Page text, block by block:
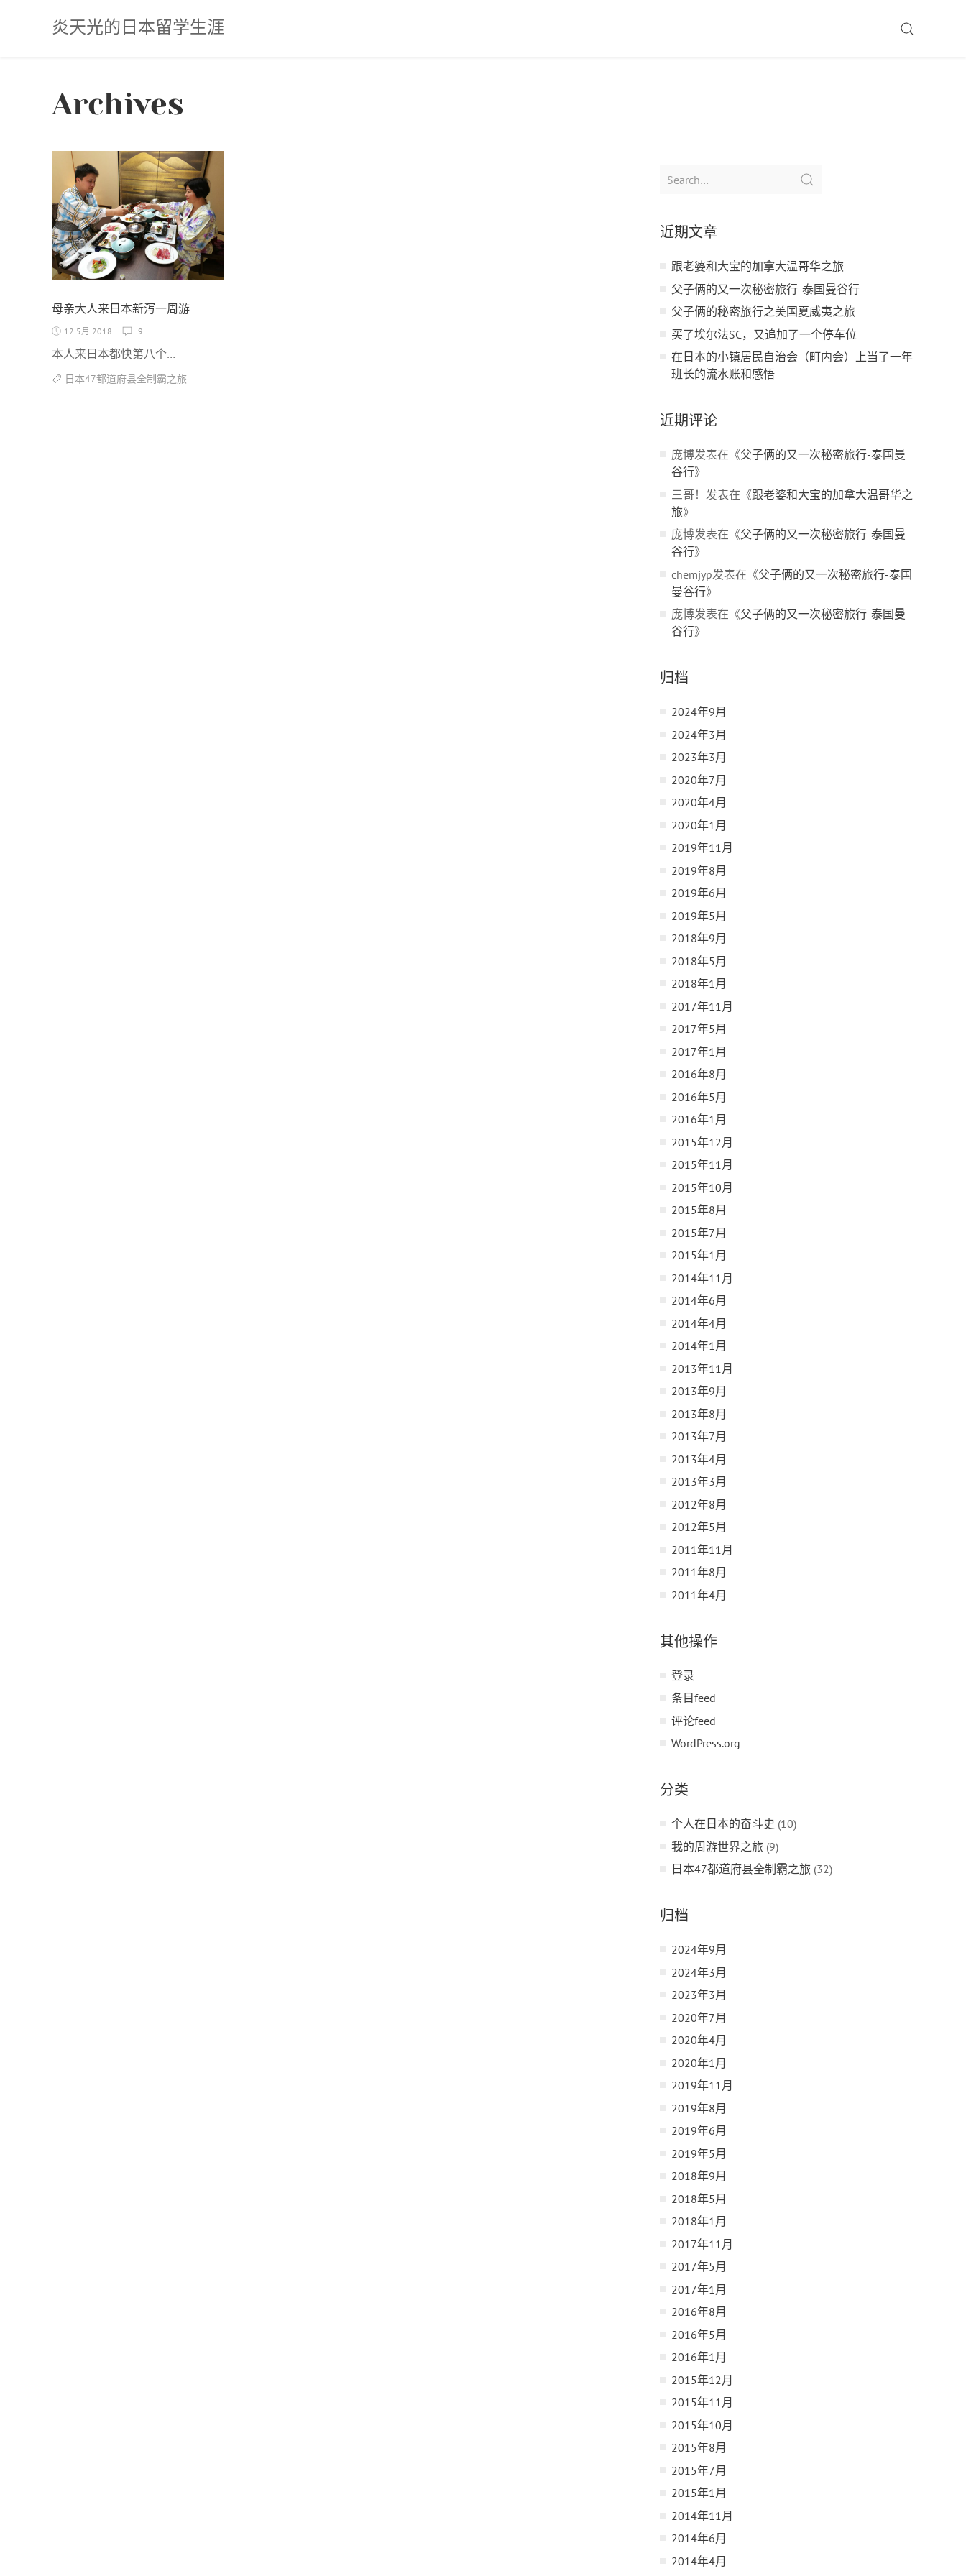
炎天光的日本留学生涯 SEARCH
Archives
母亲大人来日本新泻一周游
12 5月 2018 9
本人来日本都快第八个…
日本47都道府县全制霸之旅
Search
近期文章
跟老婆和大宝的加拿大温哥华之旅
父子俩的又一次秘密旅行-泰国曼谷行
父子俩的秘密旅行之美国夏威夷之旅
买了埃尔法SC，又追加了一个停车位
在日本的小镇居民自治会（町内会）上当了一年
班长的流水账和感悟
近期评论
庞博发表在《父子俩的又一次秘密旅行-泰国曼
谷行》
三哥！ 发表在《跟老婆和大宝的加拿大温哥华之
旅》
庞博发表在《父子俩的又一次秘密旅行-泰国曼
谷行》
chemjyp发表在《父子俩的又一次秘密旅行-泰国
曼谷行》
庞博发表在《父子俩的又一次秘密旅行-泰国曼
谷行》
归档
2024年9月
2024年3月
2023年3月
2020年7月
2020年4月
2020年1月
2019年11月
2019年8月
2019年6月
2019年5月
2018年9月
2018年5月
2018年1月
2017年11月
2017年5月
2017年1月
2016年8月
2016年5月
2016年1月
2015年12月
2015年11月
2015年10月
2015年8月
2015年7月
2015年1月
2014年11月
2014年6月
2014年4月
2014年1月
2013年11月
2013年9月
2013年8月
2013年7月
2013年4月
2013年3月
2012年8月
2012年5月
2011年11月
2011年8月
2011年4月
其他操作
登录
条目feed
评论feed
WordPress.org
分类
个人在日本的奋斗史 (10)
我的周游世界之旅 (9)
日本47都道府县全制霸之旅 (32)
归档
2024年9月
2024年3月
2023年3月
2020年7月
2020年4月
2020年1月
2019年11月
2019年8月
2019年6月
2019年5月
2018年9月
2018年5月
2018年1月
2017年11月
2017年5月
2017年1月
2016年8月
2016年5月
2016年1月
2015年12月
2015年11月
2015年10月
2015年8月
2015年7月
2015年1月
2014年11月
2014年6月
2014年4月